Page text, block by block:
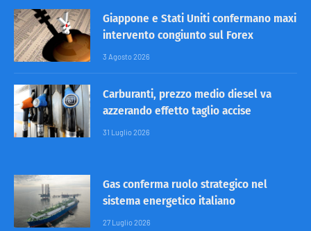
Giappone e Stati Uniti confermano maxi
intervento congiunto sul Forex
3 Agosto 2026
Carburanti, prezzo medio diesel va
azzerando effetto taglio accise
31 Luglio 2026
Gas conferma ruolo strategico nel
sistema energetico italiano
27 Luglio 2026